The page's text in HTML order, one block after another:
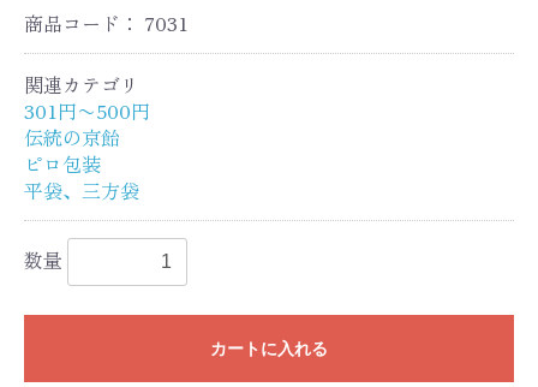
商品コード： 7031
関連カテゴリ
301円〜500円
伝統の京飴
ピロ包装
平袋、三方袋
数量
カートに入れる